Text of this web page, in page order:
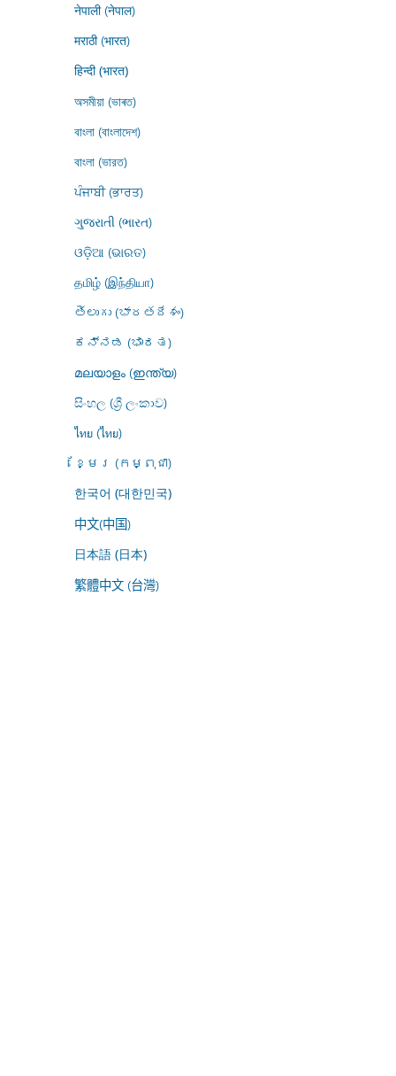
नेपाली (नेपाल)
मराठी (भारत)
हिन्दी (भारत)
অসমীয়া (ভাৰত)
বাংলা (বাংলাদেশ)
বাংলা (ভারত)
ਪੰਜਾਬੀ (ਭਾਰਤ)
ગુજરાતી (ભારત)
ଓଡ଼ିଆ (ଭାରତ)
தமிழ் (இந்தியா)
తెలుగు (భారతదేశం)
ಕನ್ನಡ (ಭಾರತ)
മലയാളം (ഇന്ത്യ)
සිංහල (ශ්‍රී ලංකාව)
ไทย (ไทย)
ខ្មែរ (កម្ពុជា)
한국어 (대한민국)
中文(中国)
日本語 (日本)
繁體中文 (台灣)